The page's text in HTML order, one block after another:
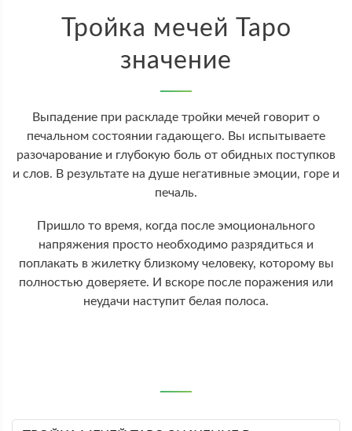
Тройка мечей Таро
значение
Выпадение при раскладе тройки мечей говорит о
печальном состоянии гадающего. Вы испытываете
разочарование и глубокую боль от обидных поступков
и слов. В результате на душе негативные эмоции, горе и
печаль.
Пришло то время, когда после эмоционального
напряжения просто необходимо разрядиться и
поплакать в жилетку близкому человеку, которому вы
полностью доверяете. И вскоре после поражения или
неудачи наступит белая полоса.